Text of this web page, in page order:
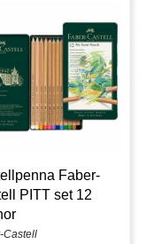
Faber-
PITT set 12
Castell